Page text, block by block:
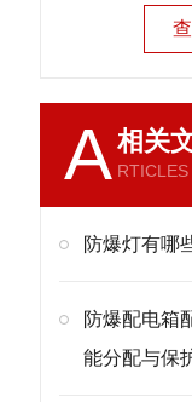
A相关
RTICLES
防爆灯有哪
防爆配电
能分配与保